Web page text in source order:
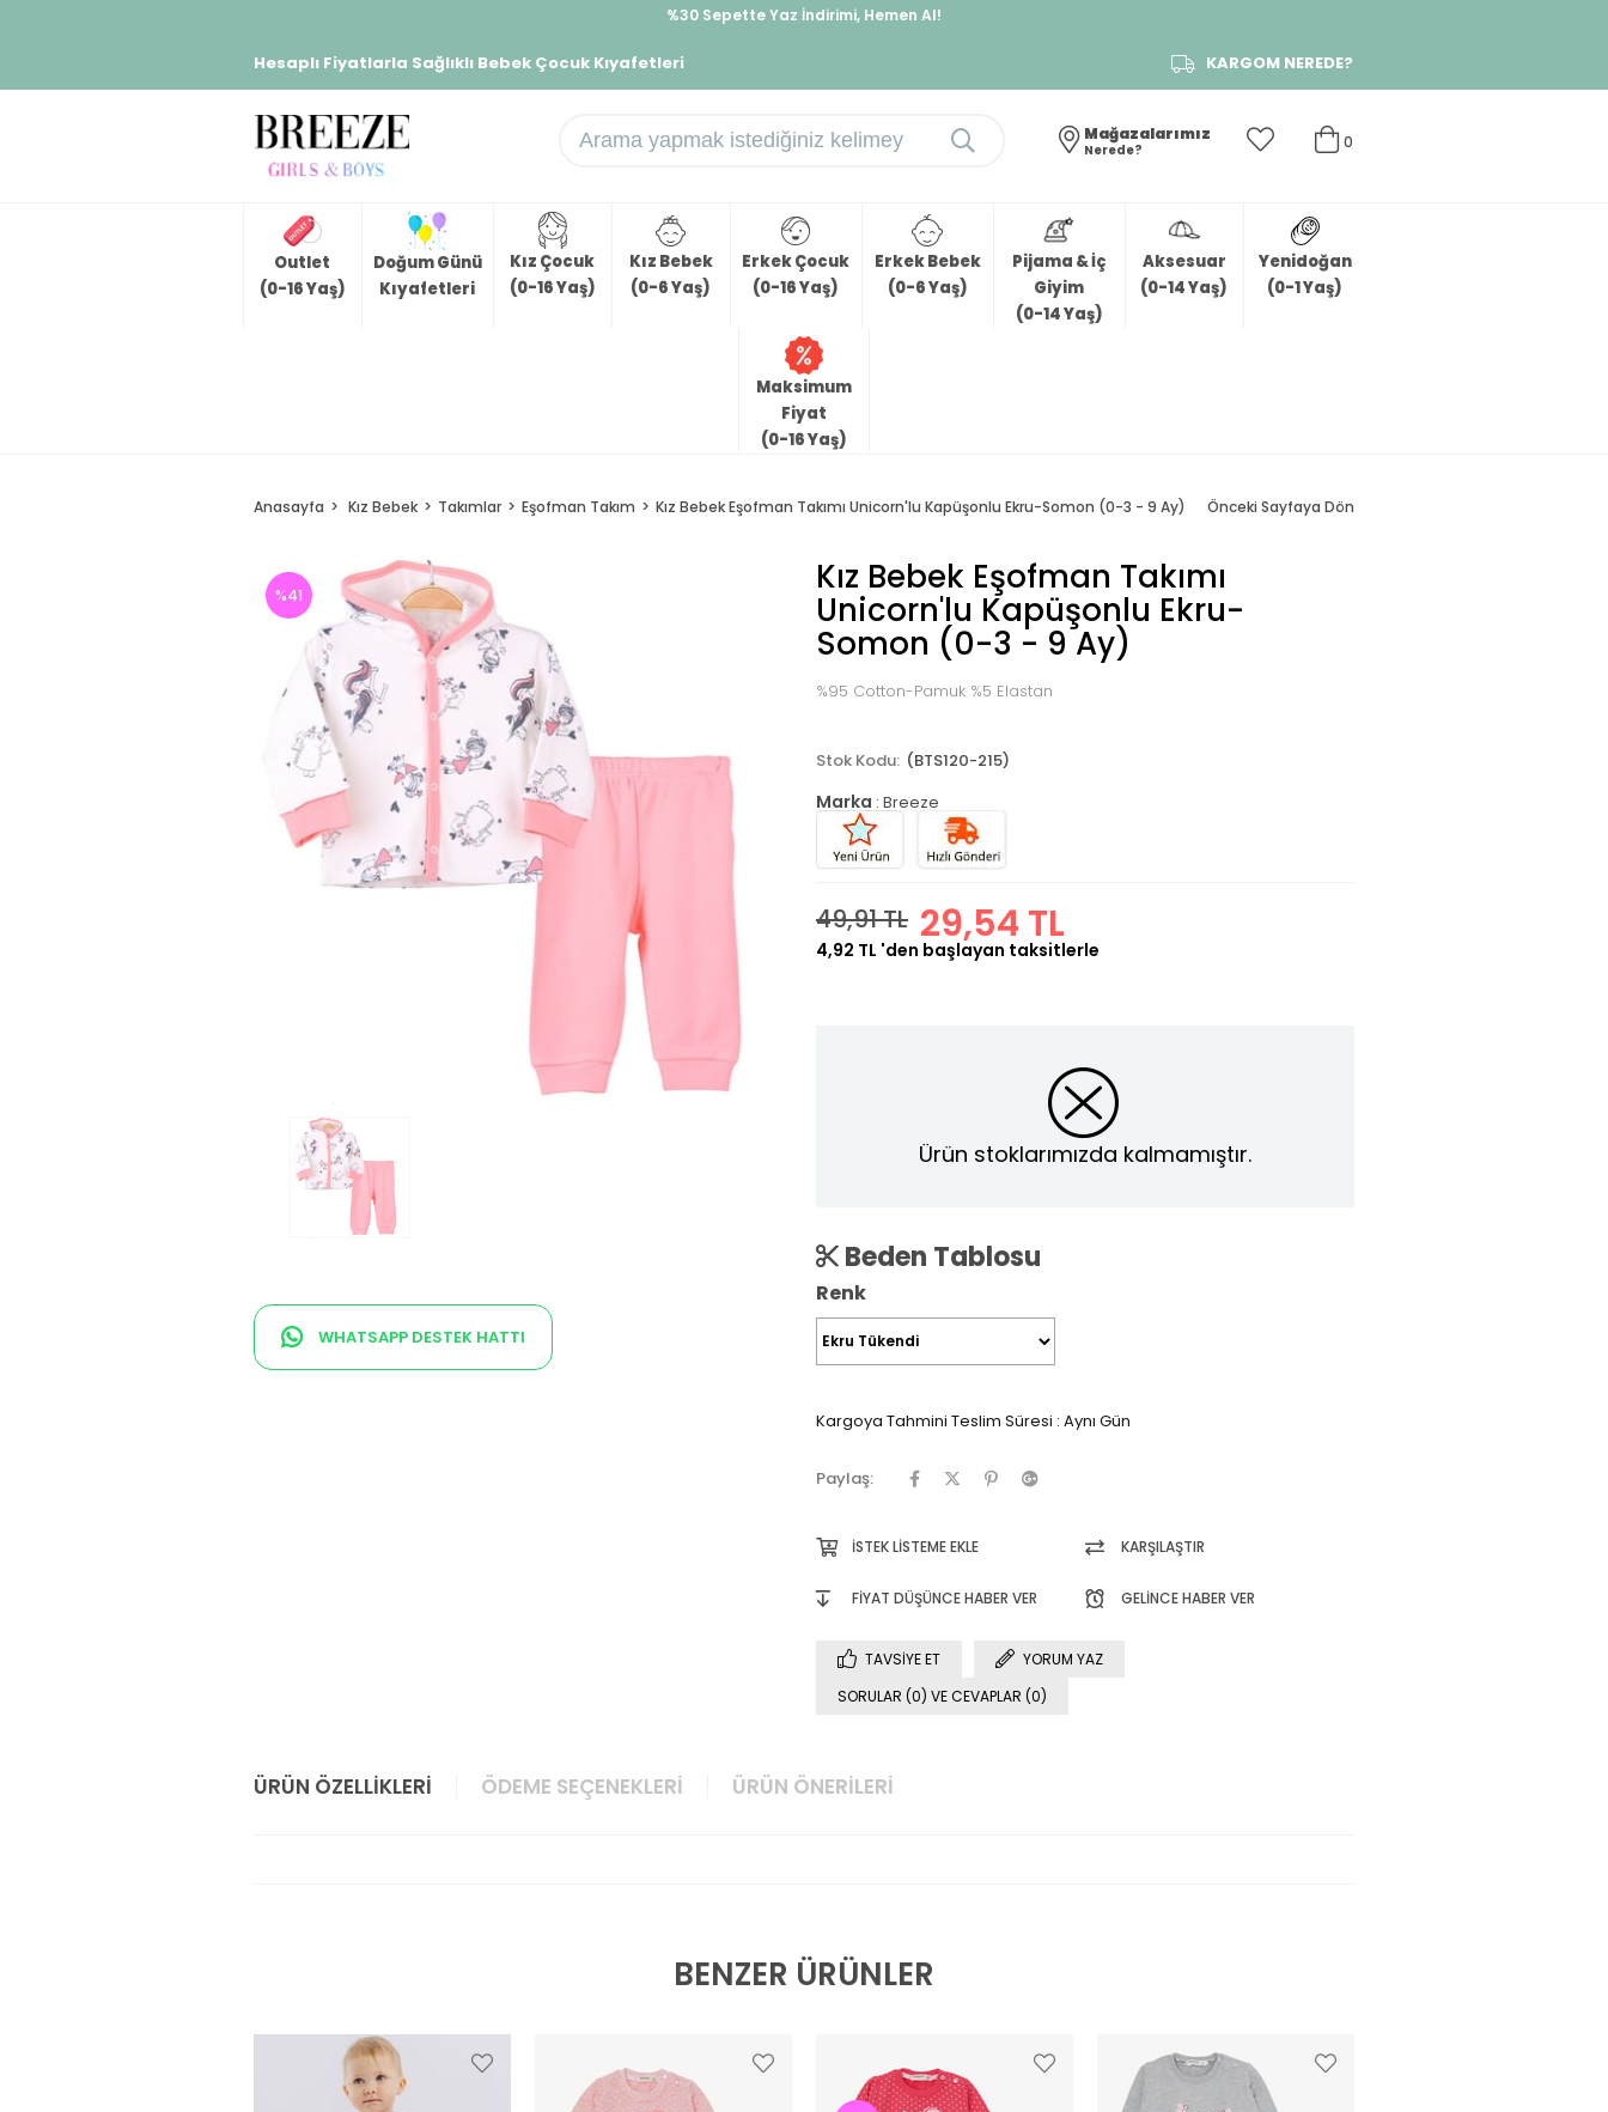
%30 Sepette Yaz İndirimi, Hemen Al!
Hesaplı Fiyatlarla Sağlıklı Bebek Çocuk Kıyafetleri KARGOM NEREDE?
0
Mağazalarımız
Nerede?
Outlet
(0-16 Yaş)
Doğum Günü
Kıyafetleri
Kız Çocuk
(0-16 Yaş)
Kız Bebek
(0-6 Yaş)
Erkek Çocuk
(0-16 Yaş)
Erkek Bebek
(0-6 Yaş)
Pijama & İç
Giyim
(0-14 Yaş)
Aksesuar
(0-14 Yaş)
Yenidoğan
(0-1 Yaş)
Maksimum
Fiyat
(0-16 Yaş)
Anasayfa Kız Bebek Takımlar Eşofman Takım Kız Bebek Eşofman Takımı Unicorn'lu Kapüşonlu Ekru-Somon (0-3 - 9 Ay) Önceki Sayfaya Dön
%41
İndirim
WHATSAPP DESTEK HATTI
Kız Bebek Eşofman Takımı
Unicorn'lu Kapüşonlu Ekru-
Somon (0-3 - 9 Ay)
%95 Cotton-Pamuk %5 Elastan
(BTS120-215)
Marka : Breeze
49,91 TL 29,54 TL
4,92 TL 'den başlayan taksitlerle
Ürün stoklarımızda kalmamıştır.
Beden Tablosu
Renk
Kargoya Tahmini Teslim Süresi : Aynı Gün
Paylaş:
İSTEK LISTEME EKLE KARŞILAŞTIR
FIYAT DÜŞÜNCE HABER VER GELINCE HABER VER
TAVSIYE ET
YORUM YAZ
SORULAR (0) VE CEVAPLAR (0)
ÜRÜN ÖZELLIKLERI ÖDEME SEÇENEKLERI ÜRÜN ÖNERILERI
BENZER ÜRÜNLER